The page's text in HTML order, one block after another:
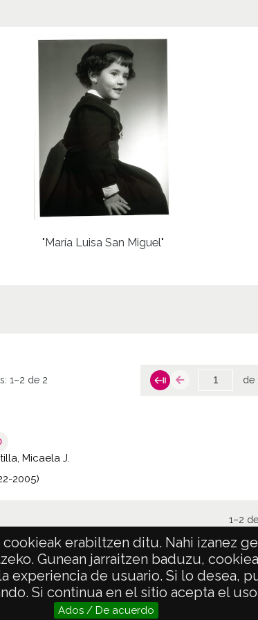
erabiltzen ditu. Nahi izanez
Gunean jarraitzen baduzu,
de usuario. Si lo desea,
Si continua en el sitio acepta el
Ados / De acuerdo
"María Luisa San Miguel"
1–2 de 2 de
Micaela J.
2005)
1–2
PRIVACIDAD ACCESIBILIDAD